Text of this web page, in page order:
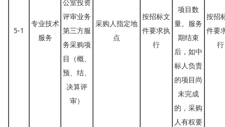
5-1
专业技术
服务
公室投资
评审业务
第三方服
务采购项
目（概、
预、结、
决算评
审）
采购人指定地
点
按招标文
件要求执
行
项目数
量。服务
期结束
后，如中
标人负责
的项目尚
未完成
的，采购
人有权要
按招
件要
行